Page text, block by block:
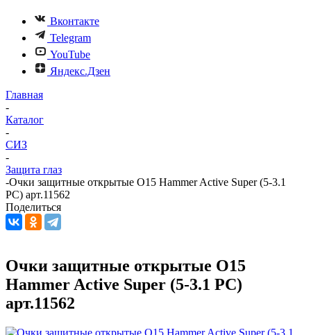
Вконтакте
Telegram
YouTube
Яндекс.Дзен
Главная
-
Каталог
-
СИЗ
-
Защита глаз
-Очки защитные открытые О15 Hammer Active Super (5-3.1
PC) арт.11562
Поделиться
Очки защитные открытые О15
Hammer Active Super (5-3.1 PC)
арт.11562